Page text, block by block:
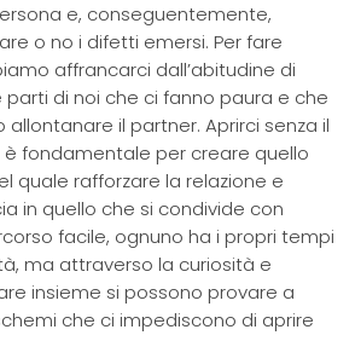
e, conseguentemente,
o no i difetti emersi. Per fare
affrancarci dall’abitudine di
di noi che ci fanno paura e che
il partner. Aprirci senza il
fondamentale per creare quello
quale rafforzare la relazione e
in quello che si condivide con
facile, ognuno ha i propri tempi
ma attraverso la curiosità e
insieme si possono provare a
che ci impediscono di aprire